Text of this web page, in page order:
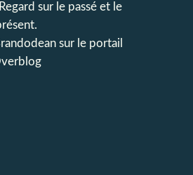
sur le passé et le
sur le portail